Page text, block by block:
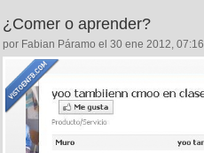
¿Comer o aprender?
por Fabian Páramo el 30 ene 2012, 07:16